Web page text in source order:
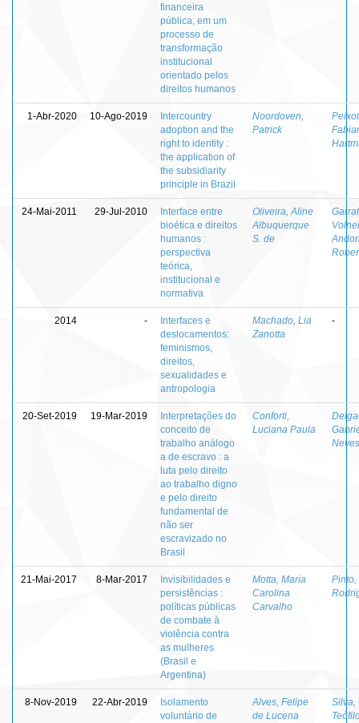
financeira
pública, em um
processo de
transformação
institucional
orientado pelos
direitos humanos
1-Abr-2020 10-Ago-2019
Intercountry
adoption and the
right to identity :
the application of
the subsidiarity
principle in Brazil
Noordoven,
Patrick
24-Mai-2011 29-Jul-2010
Interface entre
bioética e direitos
humanos :
perspectiva
teórica,
institucional e
normativa
Oliveira, Aline
Albuquerque
S. de
Volnei
2014 -
Interfaces e
deslocamentos:
feminismos,
direitos,
sexualidades e
antropologia
Machado, Lia
Zanotta
-
20-Set-2019 19-Mar-2019
Interpretações do
conceito de
trabalho análogo
a de escravo : a
luta pelo direito
ao trabalho digno
e pelo direito
fundamental de
não ser
escravizado no
Brasil
Conforti,
Luciana Paula
Neves
21-Mai-2017 8-Mar-2017
Invisibilidades e
persistências :
políticas públicas
de combate à
violência contra
as mulheres
(Brasil e
Argentina)
Motta, Maria
Carolina
Carvalho
Pinto,
8-Nov-2019 22-Abr-2019
Isolamento
voluntário de
Alves, Felipe
de Lucena
Silva,